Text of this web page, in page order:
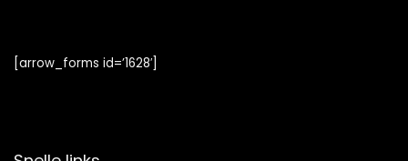
[arrow_forms id=’1628′]